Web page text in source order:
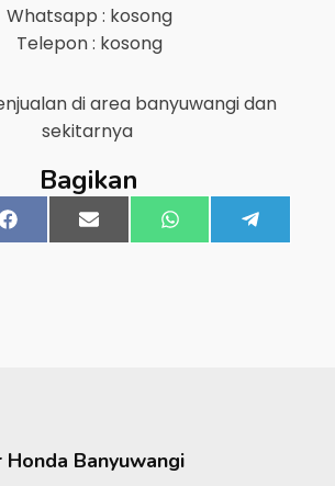
Whatsapp : kosong
Telepon : kosong
di area banyuwangidan
sekitarnya
Bagikan
Share
on
FacebookShare
on
Email Share
on
WhatsApp
on
Honda Banyuwangi